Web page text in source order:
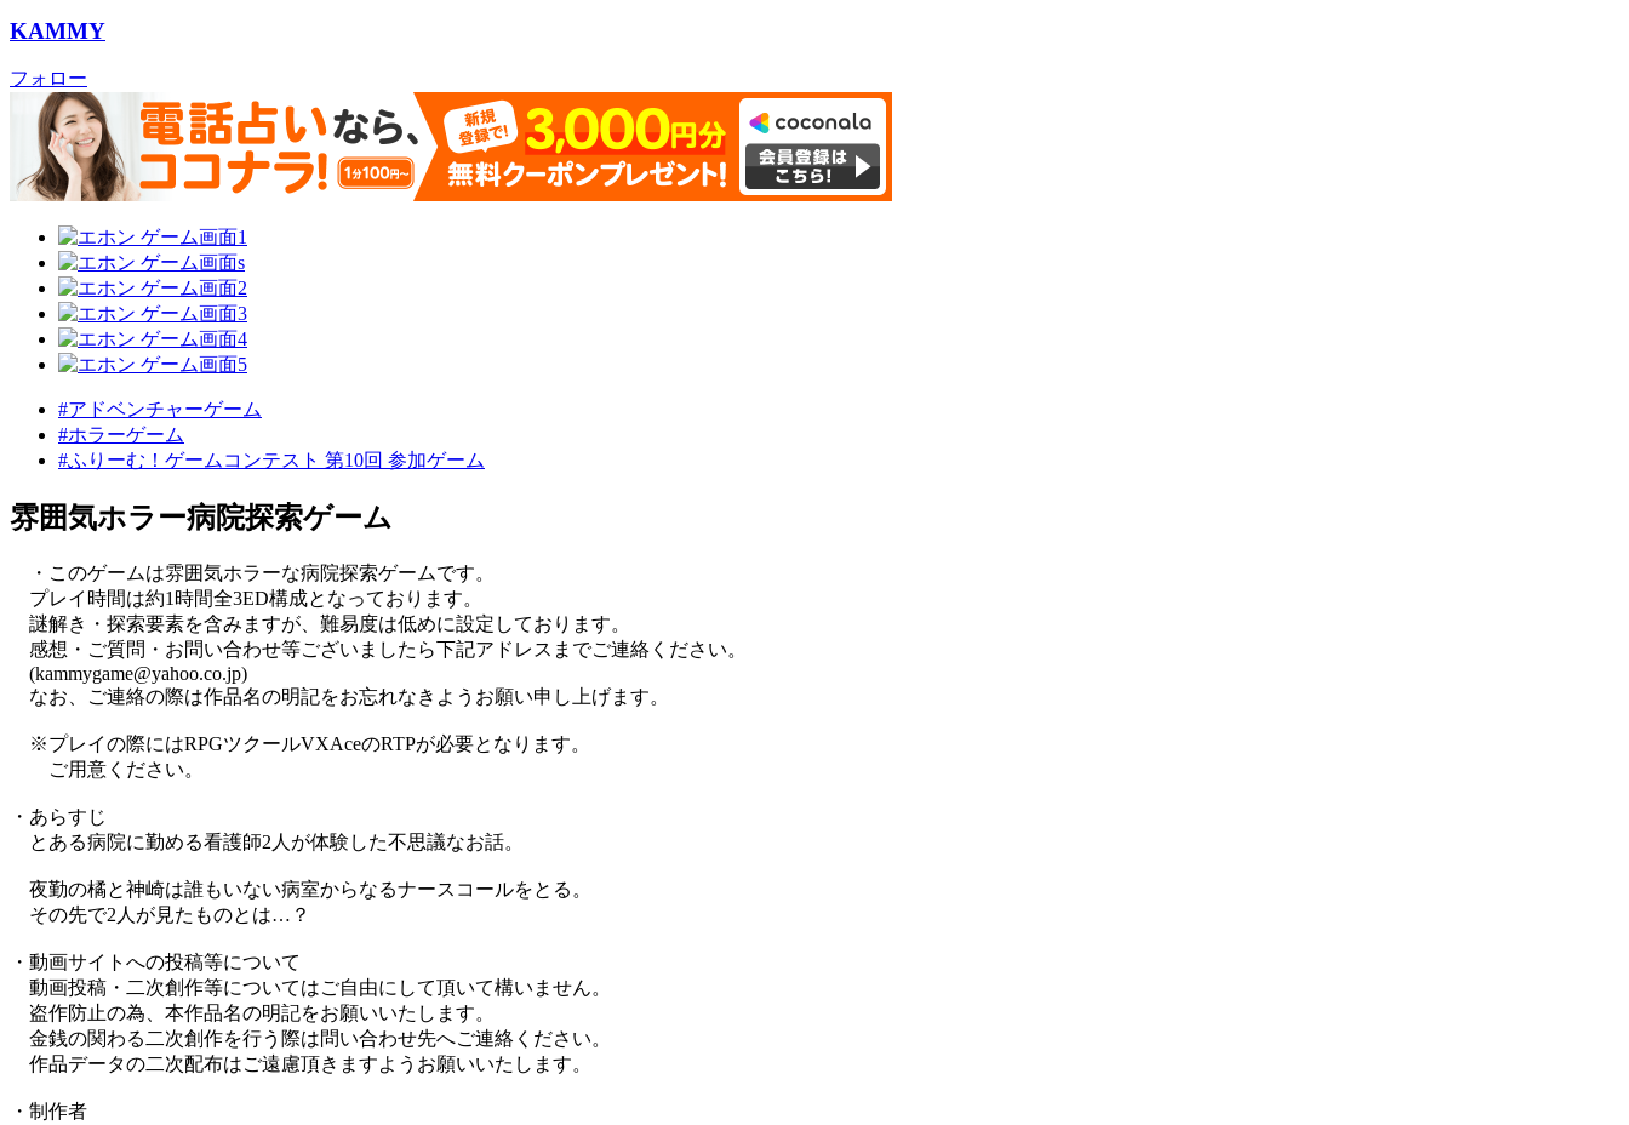
KAMMY
フォロー
#アドベンチャーゲーム
#ホラーゲーム
#ふりーむ！ゲームコンテスト 第10回 参加ゲーム
雰囲気ホラー病院探索ゲーム
・このゲームは雰囲気ホラーな病院探索ゲームです。
プレイ時間は約1時間全3ED構成となっております。
謎解き・探索要素を含みますが、難易度は低めに設定しております。
感想・ご質問・お問い合わせ等ございましたら下記アドレスまでご連絡ください。
(kammygame@yahoo.co.jp)
なお、ご連絡の際は作品名の明記をお忘れなきようお願い申し上げます。
※プレイの際にはRPGツクールVXAceのRTPが必要となります。
ご用意ください。
・あらすじ
とある病院に勤める看護師2人が体験した不思議なお話。
夜勤の橘と神崎は誰もいない病室からなるナースコールをとる。
その先で2人が見たものとは…？
・動画サイトへの投稿等について
動画投稿・二次創作等についてはご自由にして頂いて構いません。
盗作防止の為、本作品名の明記をお願いいたします。
金銭の関わる二次創作を行う際は問い合わせ先へご連絡ください。
作品データの二次配布はご遠慮頂きますようお願いいたします。
・制作者